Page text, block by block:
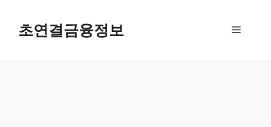
초연결금융정보 메